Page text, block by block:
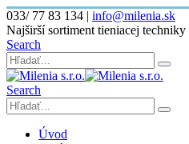
033/ 77 83 134 | info@milenia.sk
Najširší sortiment tieniacej techniky
Search
Search
Úvod